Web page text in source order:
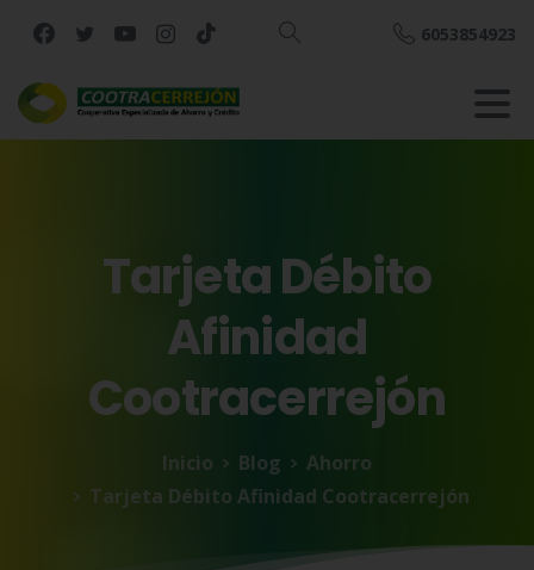
Buscar
6053854923
TarjetaDébito
Afinidad
Cootracerrejón
Inicio Blog
Ahorro
Tarjeta Débito Afinidad Cootracerrejón